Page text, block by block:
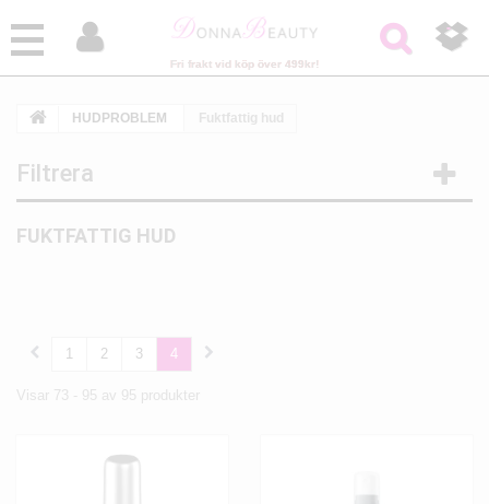
HUDPROBLEM Fuktfattig hud
Filtrera
FUKTFATTIG HUD
1 2 3 4
Visar 73 - 95 av 95 produkter
Fri frakt vid köp över 499kr!
 
